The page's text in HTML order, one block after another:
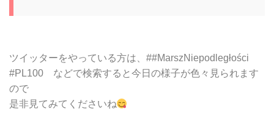
ツイッターをやっている方は、##MarszNiepodległości
#PL100 などで検索すると今日の様子が色々見られます
ので
是非見てみてくださいね